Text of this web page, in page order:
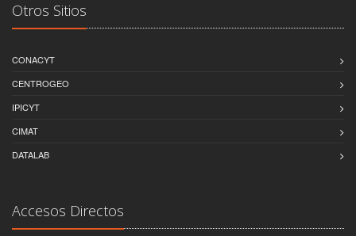
Otros Sitios
CONACYT
CENTROGEO
IPICYT
CIMAT
DATALAB
Accesos Directos